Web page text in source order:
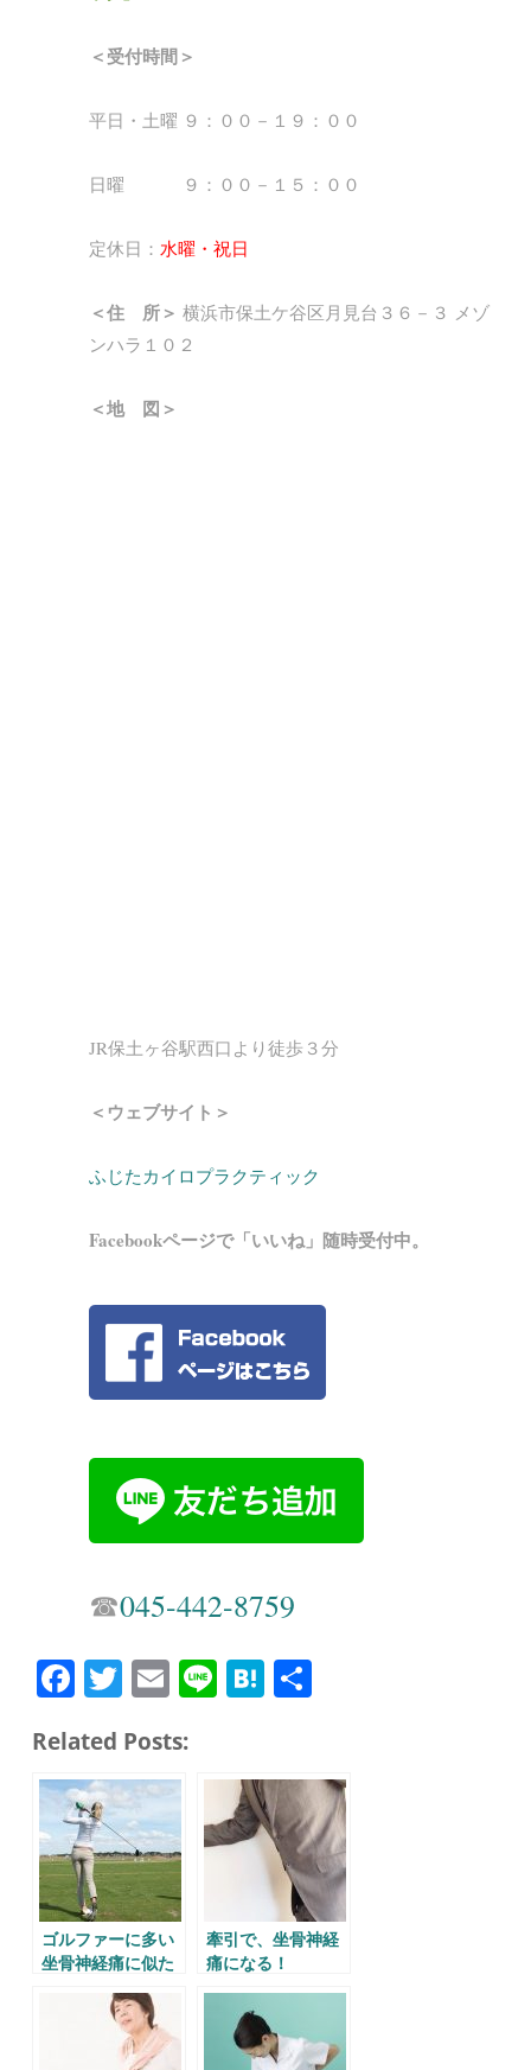
＜受付時間＞
平日・土曜 ９：００－１９：００
日曜 ９：００－１５：００
定休日： 水曜・祝日
＜住 所＞ 横浜市保土ケ谷区月見台３６－３ メゾ
ンハラ１０２
＜地 図＞
JR保土ヶ谷駅西口より徒歩３分
＜ウェブサイト＞
ふじたカイロプラクティック
Facebookページで「いいね」随時受付中。
☎︎045-442-8759
Fa
bo
ok
T
tte
r
E
ail
Li H
a
Related Posts:
ゴルファーに多い
坐骨神経痛に似た
牽引で、坐骨神経
痛になる！